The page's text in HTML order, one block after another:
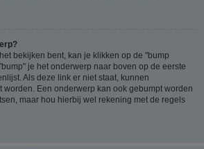
bekijken bent, kan je klikken op de "bump
je het onderwerp naar boven op de eerste
Als deze link er niet staat, kunnen
Een onderwerp kan ook gebumpt worden
maar hou hierbij wel rekening met de regels